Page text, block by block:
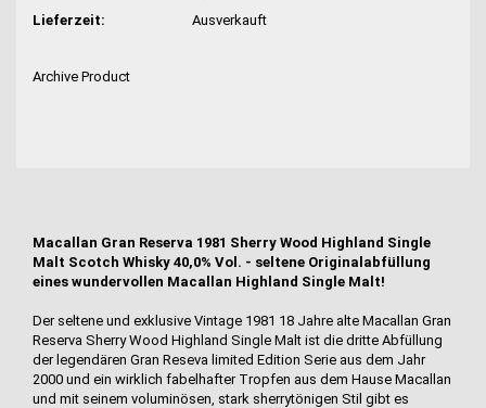
Lieferzeit:
Ausverkauft
Archive Product
Macallan Gran Reserva 1981 Sherry Wood Highland Single
Malt Scotch Whisky 40,0% Vol. - seltene Originalabfüllung
eines wundervollen Macallan Highland Single Malt!
Der seltene und exklusive Vintage 1981 18 Jahre alte Macallan Gran
Reserva Sherry Wood Highland Single Malt ist die dritte Abfüllung
der legendären Gran Reseva limited Edition Serie aus dem Jahr
2000 und ein wirklich fabelhafter Tropfen aus dem Hause Macallan
und mit seinem voluminösen, stark sherrytönigen Stil gibt es